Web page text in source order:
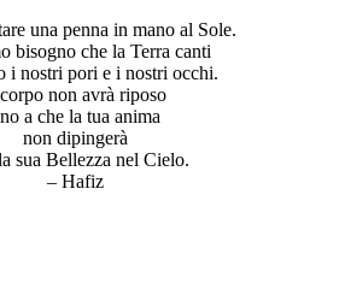
una penna in mano al Sole.
bisogno che la Terra canti
i nostri pori e i nostri occhi.
non avrà riposo
a che la tua anima
non dipingerà
sua Bellezza nel Cielo.
– Hafiz